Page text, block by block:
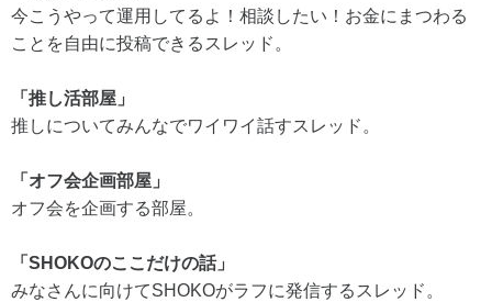
今こうやって運用してるよ！相談したい！お金にまつわる
ことを自由に投稿できるスレッド。
「推し活部屋」
推しについてみんなでワイワイ話すスレッド。
「オフ会企画部屋」
オフ会を企画する部屋。
「SHOKOのここだけの話」
みなさんに向けてSHOKOがラフに発信するスレッド。